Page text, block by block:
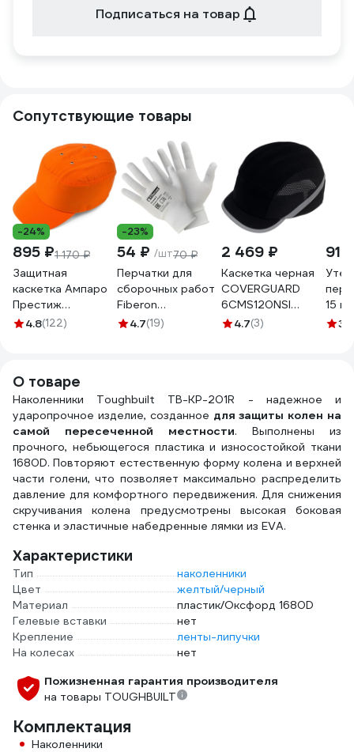
Подписаться на товар
Сопутствующие товары
-24%
895 ₽1 170 ₽
Защитная
каскетка Ампаро
Престиж
оранжевая
4.8(122)
-23%
54 ₽ /шт70 ₽
Перчатки для
сборочных работ
Fiberon
полиэстер, 9/L,
4.7(19)
2 469 ₽
Каскетка черная
COVERGUARD
6CMS120NSI
6CMS010NSI
4.7(3)
91 ₽
15
3.8
О товаре
Наколенники Toughbuilt TB-KP-201R - надежное и
ударопрочное изделие, созданное для защиты колен на
самой пересеченной местности. Выполнены из
прочного, небьющегося пластика и износостойкой ткани
1680D. Повторяют естественную форму колена и верхней
части голени, что позволяет максимально распределить
давление для комфортного передвижения. Для снижения
скручивания колена предусмотрены высокая боковая
стенка и эластичные набедренные лямки из EVA.
Характеристики
Тип
наколенники
Цвет
желтый/черный
Материал
пластик/Оксфорд 1680D
Гелевые вставки
нет
Крепление
ленты-липучки
На колесах
нет
Пожизненная гарантия производителя
на товары TOUGHBUILT
Комплектация
Наколенники